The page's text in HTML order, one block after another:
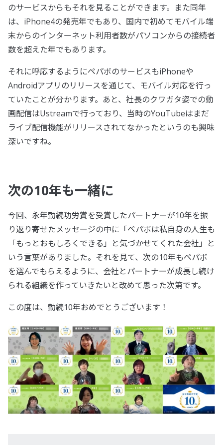
のサービスからもそれを見ることができます。また同年
は、iPhone4の発売年でもあり、国内で初めてモバイル端
末からのインターネット利用者数がパソコンからの接続者
数を超えた年でもあります。
それに呼応するようにペパボのサービスもiPhoneや
Androidアプリのリリースを通じて、モバイル対応を行っ
ていたことが分かります。あと、社長のクワガタ姿での動
画配信はUstreamで行っており、当時のYouTubeはまだ
ライブ配信機能がリリースされてなかったというのも興味
深いですね。
次の10年も一緒に
今回、永年勤続功労賞を受賞したパートナーが10年を振
り返り寄せたメッセージの中に「ペパボは私自身の人生も
「もっとおもしろくできる」と気づかせてくれた会社」と
いう言葉がありました。それを見て、次の10年もペパボ
を選んでもらえるように、会社とパートナーが成長し続け
られる組織を作っていきたいと改めて思った次第です。
この度は、勤続10年おめでとうございます！